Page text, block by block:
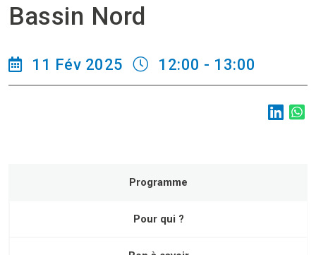
Bassin Nord
11 Fév 2025 12:00 - 13:00
Programme
Pour qui ?